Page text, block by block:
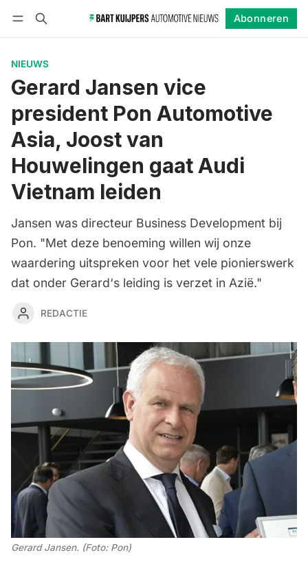
Abonneren
NIEUWS
Gerard Jansen vice
president Pon Automotive
Asia, Joost van
Houwelingen gaat Audi
Vietnam leiden
Jansen was directeur Business Development bij
Pon. "Met deze benoeming willen wij onze
waardering uitspreken voor het vele pionierswerk
dat onder Gerard‘s leiding is verzet in Azië."
REDACTIE
Gerard Jansen. (Foto: Pon)